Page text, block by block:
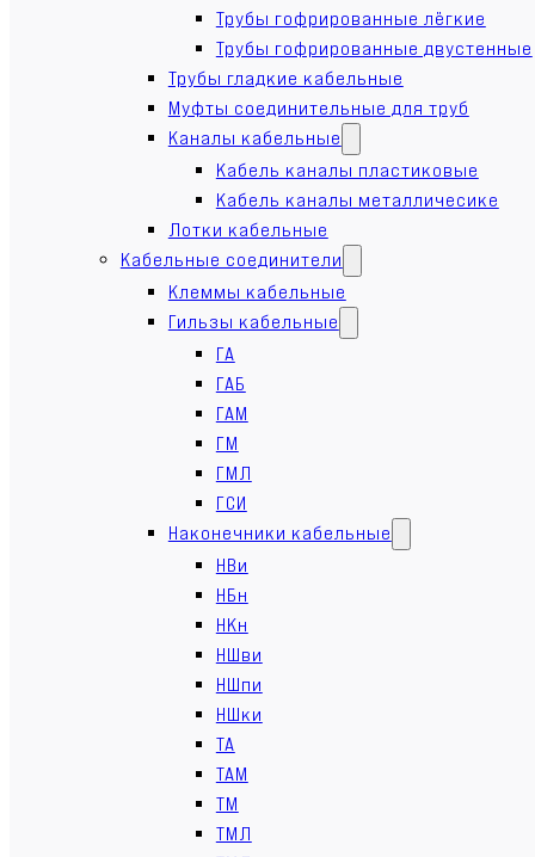
Трубы гофрированные лёгкие
Трубы гофрированные двустенные
Трубы гладкие кабельные
Муфты соединительные для труб
Каналы кабельные
Кабель каналы пластиковые
Кабель каналы металличесике
Лотки кабельные
Кабельные соединители
Клеммы кабельные
Гильзы кабельные
ГА
ГАБ
ГАМ
ГМ
ГМЛ
ГСИ
Наконечники кабельные
НВи
НБн
НКн
НШви
НШпи
НШки
ТА
ТАМ
ТМ
ТМЛ